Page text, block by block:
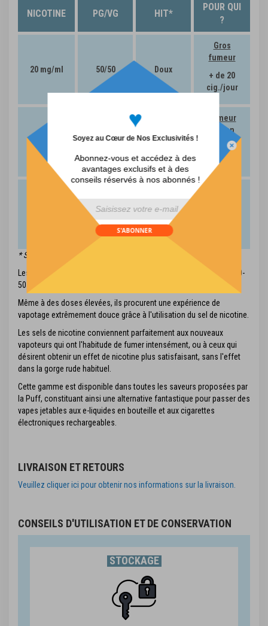
div id="mp-popup-template5">
♥
Soyez au Cœur de Nos Exclusivités !
Abonnez-vous et accédez à des
avantages exclusifs et à des
conseils réservés à nos abonnés !
S'ABONNER
NICOTINE PG/VG HIT*
POUR QUI
?
20 mg/ml 50/50 Doux
Gros
fumeur
+ de 20
cig./jour
10 mg/ml 50/50 Très doux
Fumeur
moyen
de 10 à 20
cig./jour
50/50 Quasi nul
* Sensation dans la gorge.
Les e-liquides TUFF PUFF sont fabriqués avec un ratio PG/VG de 50-
50 et sont disponibles en 20 mg, 10 mg et 5 mg.
Même à des doses élevées, ils procurent une expérience de
vapotage extrêmement douce grâce à l'utilisation du sel de nicotine.
Les sels de nicotine conviennent parfaitement aux nouveaux
vapoteurs qui ont l'habitude de fumer intensément, ou à ceux qui
désirent obtenir un effet de nicotine plus satisfaisant, sans l'effet
dans la gorge rude habituel.
Cette gamme est disponible dans toutes les saveurs proposées par
la Puff, constituant ainsi une alternative fantastique pour passer des
vapes jetables aux e-liquides en bouteille et aux cigarettes
électroniques rechargeables.
LIVRAISON ET RETOURS
Veuillez cliquer ici pour obtenir nos informations sur la livraison.
CONSEILS D'UTILISATION ET DE CONSERVATION
STOCKAGE